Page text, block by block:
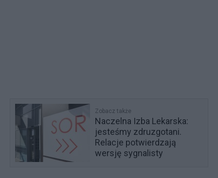
Zobacz także
Naczelna Izba Lekarska:
jesteśmy zdruzgotani.
Relacje potwierdzają
wersję sygnalisty